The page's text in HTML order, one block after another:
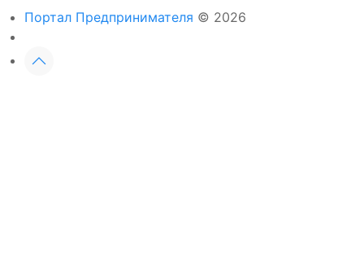
Портал Предпринимателя © 2026